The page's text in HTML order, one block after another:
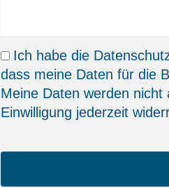
Ich habe die
dass meine Daten für die
Meine Daten werden
Einwilligung jederzeit